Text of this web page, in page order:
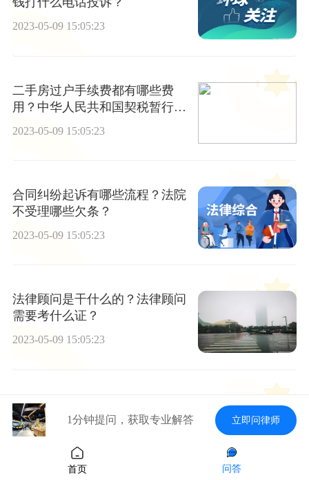
2023-05-09 15:05:23
二手房过户手续费都有哪些费
用？中华人民共和国契税暂行条
2023-05-09 15:05:23
合同纠纷起诉有哪些流程？法院
不受理哪些欠条？
2023-05-09 15:05:23
法律顾问是干什么的？法律顾问
需要考什么证？
2023-05-09 15:05:23
广州二手房交易流程是什么？民
法典第二百一十条的内容是什
么？
2023-05-09 15:05:23
1分钟提问，获取专业解答 立即问律师
首页 问答